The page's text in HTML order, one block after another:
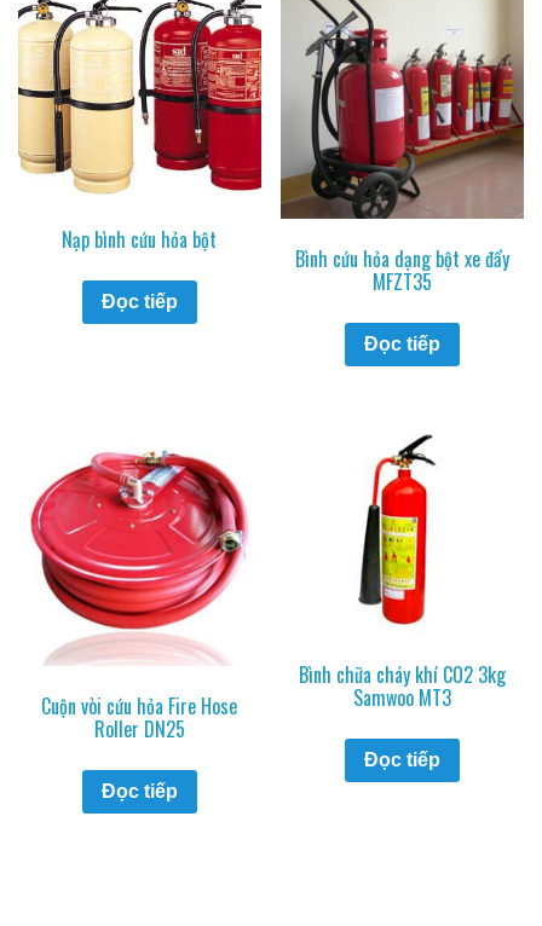
Nạp bình cứu hỏa bột
Đọc tiếp
Bình cứu hỏa dạng bột xe đẩy
MFZT35
Đọc tiếp
Cuộn vòi cứu hỏa Fire Hose
Roller DN25
Đọc tiếp
Bình chữa cháy khí CO2 3kg
Samwoo MT3
Đọc tiếp